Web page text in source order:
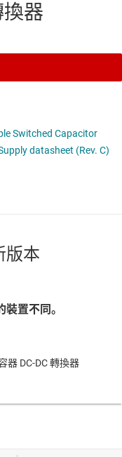
器
Capacitor
Supply datasheet (Rev. C)
版本
置不同。
器 DC-DC 轉換器